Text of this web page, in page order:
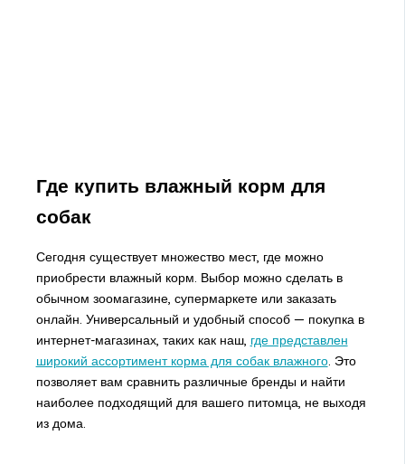
Где купить влажный корм для
собак
Сегодня существует множество мест, где можно
приобрести влажный корм. Выбор можно сделать в
обычном зоомагазине, супермаркете или заказать
онлайн. Универсальный и удобный способ — покупка в
интернет-магазинах, таких как наш, где представлен
широкий ассортимент корма для собак влажного. Это
позволяет вам сравнить различные бренды и найти
наиболее подходящий для вашего питомца, не выходя
из дома.